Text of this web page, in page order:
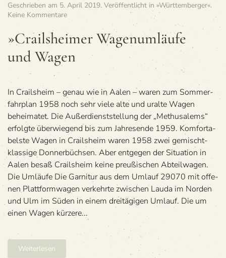
Geschrieben am 5. April 2019. Veröffentlicht in »Württemberger«.
Keine Kommentarezu
»Crails­
hei­
mer
Wagen­
um­
und Wagen
»Crails­hei­mer Wagen­um­läufe
und Wagen
In Crails­heim – genau wie in Aalen – waren zum Som­mer­
fahr­plan 1958 noch sehr viele alte und uralte Wagen
behei­ma­tet. Die Außer­dienst­stel­lung der „Methu­sa­lems“
erfolgte über­wie­gend bis zum Jah­res­ende 1959. Kom­for­ta­
belste Wagen in Crails­heim waren 1958 zwei gemischt­
klas­sige Donnerbüchsen. Aber ent­ge­gen der Situa­tion in
Aalen besaß Crails­heim keine preu­ßi­schen Abteilwagen.
Die Umläufe Die Gar­ni­tur aus dem Umlauf 29070 mit offe­
nen Platt­form­wa­gen ver­kehrte zwi­schen Lauda im Nor­den
und Ulm im Süden in einem drei­tä­gi­gen Umlauf. Die um
einen Wagen kür­zere...
Weiterlesen